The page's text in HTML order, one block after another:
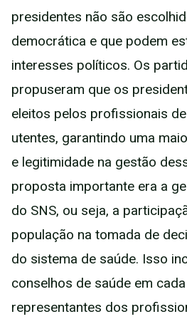
presidentes não são
democrática e que podem
interesses políticos. Os
propuseram que os
eleitos pelos profissionais
utentes, garantindo uma
e legitimidade na gestão
proposta importante era a
do SNS, ou seja, a
população na tomada de
do sistema de saúde. Isso
conselhos de saúde em
representantes dos